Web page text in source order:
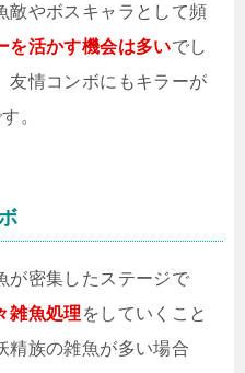
敵やボスキャラとして頻
を活かす機会は多いでし
友情コンボにもキラーが
。
が密集したステージで
雑魚処理 をしていくこと
精族の雑魚が多い場合